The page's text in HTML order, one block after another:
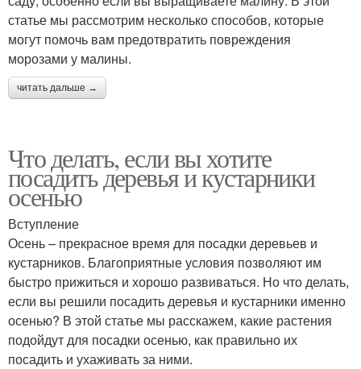
статье мы рассмотрим несколько способов, которые
могут помочь вам предотвратить повреждения
морозами у малины.
читать дальше →
Что делать, если вы хотите
посадить деревья и кустарники
осенью
Вступление
Осень – прекрасное время для посадки деревьев и
кустарников. Благоприятные условия позволяют им
быстро прижиться и хорошо развиваться. Но что делать,
если вы решили посадить деревья и кустарники именно
осенью? В этой статье мы расскажем, какие растения
подойдут для посадки осенью, как правильно их
посадить и ухаживать за ними.